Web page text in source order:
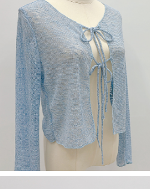
恩沛科技股份有限公司將有權停止該用戶